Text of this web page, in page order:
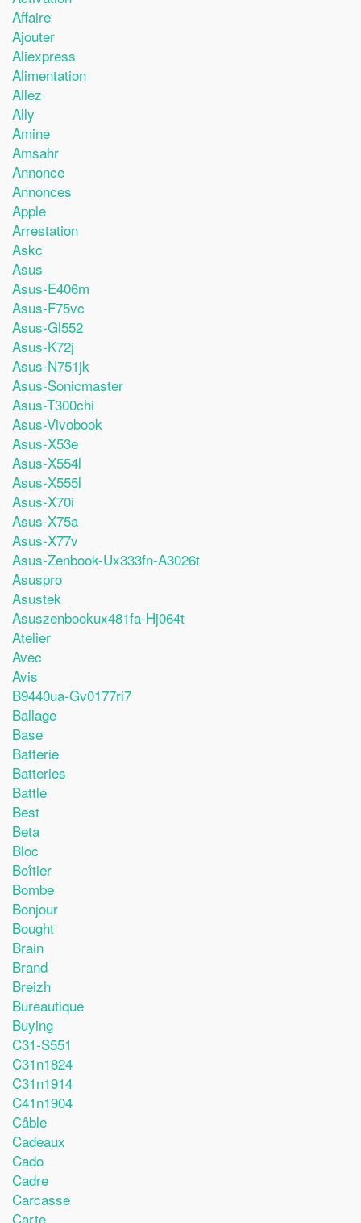
Affaire
Ajouter
Aliexpress
Alimentation
Allez
Ally
Amine
Amsahr
Annonce
Annonces
Apple
Arrestation
Askc
Asus
Asus-E406m
Asus-F75vc
Asus-Gl552
Asus-K72j
Asus-N751jk
Asus-Sonicmaster
Asus-T300chi
Asus-Vivobook
Asus-X53e
Asus-X554l
Asus-X555l
Asus-X70i
Asus-X75a
Asus-X77v
Asus-Zenbook-Ux333fn-A3026t
Asuspro
Asustek
Asuszenbookux481fa-Hj064t
Atelier
Avec
Avis
B9440ua-Gv0177ri7
Ballage
Base
Batterie
Batteries
Battle
Best
Beta
Bloc
Boîtier
Bombe
Bonjour
Bought
Brain
Brand
Breizh
Bureautique
Buying
C31-S551
C31n1824
C31n1914
C41n1904
Câble
Cadeaux
Cado
Cadre
Carcasse
Carte